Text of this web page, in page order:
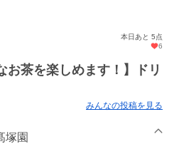
本日あと 5点
6
お茶を楽しめます！】ドリ
みんなの投稿を見る
塚園